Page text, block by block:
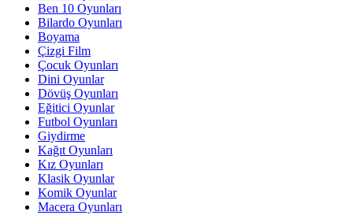
Ben 10 Oyunları
Bilardo Oyunları
Boyama
Çizgi Film
Çocuk Oyunları
Dini Oyunlar
Dövüş Oyunları
Eğitici Oyunlar
Futbol Oyunları
Giydirme
Kağıt Oyunları
Kız Oyunları
Klasik Oyunlar
Komik Oyunlar
Macera Oyunları